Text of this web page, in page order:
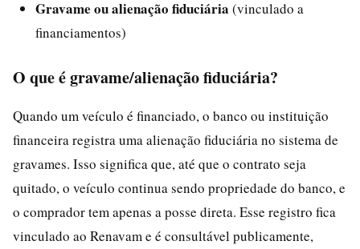
Gravame ou alienação fiduciária (vinculado a
financiamentos)
O que é gravame/alienação fiduciária?
Quando um veículo é financiado, o banco ou instituição
financeira registra uma alienação fiduciária no sistema de
gravames. Isso significa que, até que o contrato seja
quitado, o veículo continua sendo propriedade do banco, e
o comprador tem apenas a posse direta. Esse registro fica
vinculado ao Renavam e é consultável publicamente,